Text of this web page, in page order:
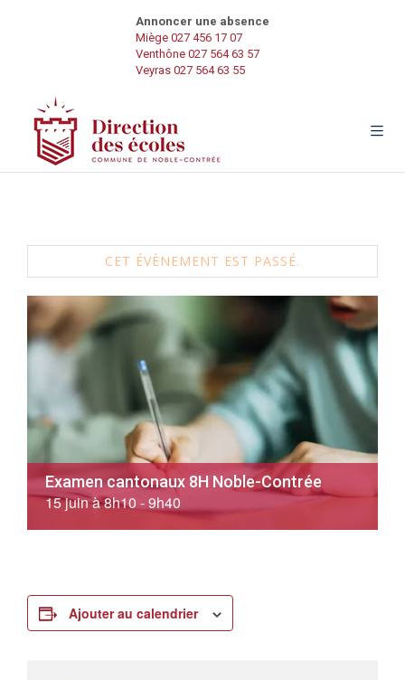
Annoncer une absence
Miège 027 456 17 07
Venthône 027 564 63 57
Veyras 027 564 63 55
CET ÉVÈNEMENT EST PASSÉ.
Examen cantonaux 8H Noble-Contrée
15 juin à 8h10 -9h40
Ajouter au calendrier